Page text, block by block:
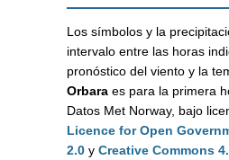
Los símbolos y la
intervalo entre las horas
pronóstico del viento y la
Orbara es para la primera
Datos Met Norway, bajo
Licence for Open
2.0 y Creative Commons